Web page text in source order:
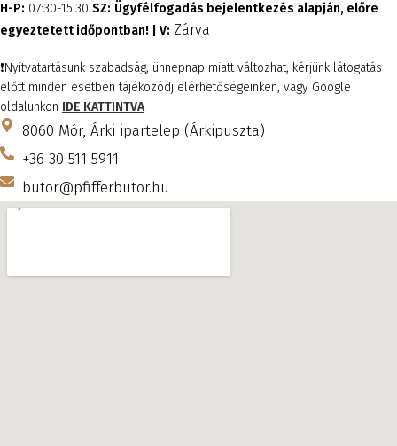
H-P: 07:30-15:30 SZ: Ügyfélfogadás bejelentkezés alapján, előre
egyeztetett időpontban! | V: Zárva
❗️Nyitvatartásunk szabadság, ünnepnap miatt változhat, kérjünk látogatás
előtt minden esetben tájékozódj elérhetőségeinken, vagy Google
oldalunkon IDE KATTINTVA
8060 Mór, Árki ipartelep (Árkipuszta)
+36 30 511 5911
butor@pfifferbutor.hu